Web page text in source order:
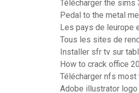
Télécharger the sims
Pedal to the metal
Les pays de leurope
Tous les sites de
Installer sfr tv sur
How to crack office
Télécharger nfs
Adobe illustrator